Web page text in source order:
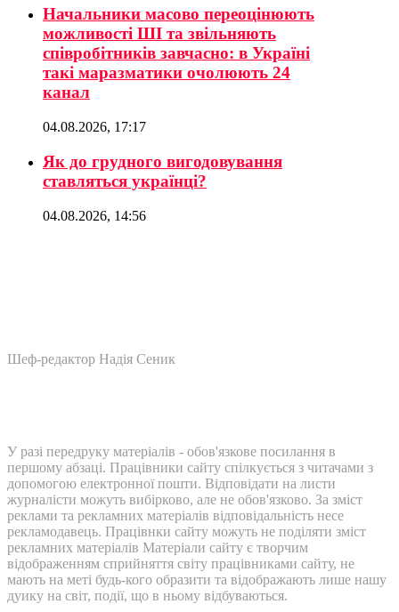
Начальники масово переоцінюють
можливості ШІ та звільняють
співробітників завчасно: в Україні
такі маразматики очолюють 24
канал
04.08.2026, 17:17
Як до грудного вигодовування
ставляться українці?
04.08.2026, 14:56
Шеф-редактор Надія Сеник
У разі передруку матеріалів - обов'язкове посилання в
першому абзаці. Працівники сайту спілкується з читачами з
допомогою електронної пошти. Відповідати на листи
журналісти можуть вибірково, але не обов'язково. За зміст
реклами та рекламних матеріалів відповідальність несе
рекламодавець. Працівнки сайту можуть не поділяти зміст
рекламних матеріалів Матеріали сайту є творчим
відображенням сприйняття світу працівниками сайту, не
мають на меті будь-кого образити та відображають лише нашу
дуику на світ, події, що в ньому відбуваються.